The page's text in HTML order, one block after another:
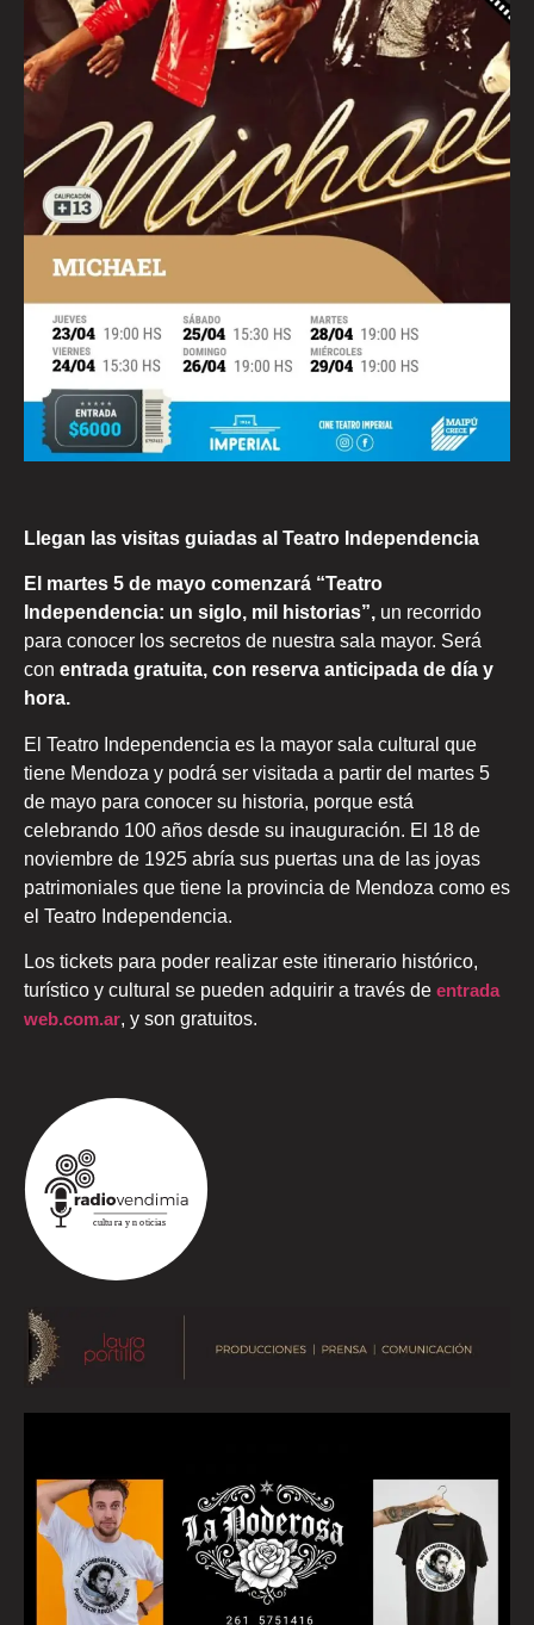
Llegan las visitas guiadas al Teatro Independencia
El martes 5 de mayo comenzará “Teatro
Independencia: un siglo, mil historias”, un recorrido
para conocer los secretos de nuestra sala mayor. Será
con entrada gratuita, con reserva anticipada de día y
hora.
El Teatro Independencia es la mayor sala cultural que
tiene Mendoza y podrá ser visitada a partir del martes 5
de mayo para conocer su historia, porque está
celebrando 100 años desde su inauguración. El 18 de
noviembre de 1925 abría sus puertas una de las joyas
patrimoniales que tiene la provincia de Mendoza como es
el Teatro Independencia.
Los tickets para poder realizar este itinerario histórico,
turístico y cultural se pueden adquirir a través de entrada
web.com.ar, y son gratuitos.